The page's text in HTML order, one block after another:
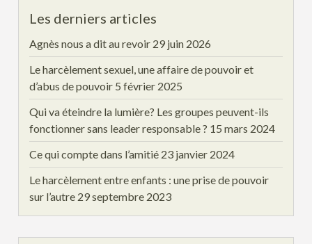
Les derniers articles
Agnès nous a dit au revoir 29 juin 2026
Le harcèlement sexuel, une affaire de pouvoir et
d’abus de pouvoir 5 février 2025
Qui va éteindre la lumière? Les groupes peuvent-ils
fonctionner sans leader responsable ? 15 mars 2024
Ce qui compte dans l’amitié 23 janvier 2024
Le harcèlement entre enfants : une prise de pouvoir
sur l’autre 29 septembre 2023